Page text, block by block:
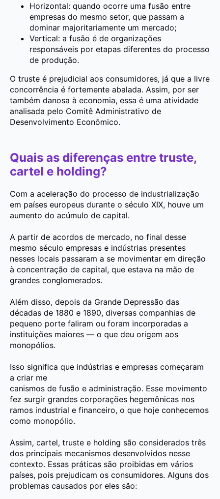
Horizontal: quando ocorre uma fusão entre
empresas do mesmo setor, que passam a
dominar majoritariamente um mercado;
Vertical: a fusão é de organizações
responsáveis por etapas diferentes do processo
de produção.
O truste é prejudicial aos consumidores, já que a livre
concorrência é fortemente abalada. Assim, por ser
também danosa à economia, essa é uma atividade
analisada pelo Comitê Administrativo de
Desenvolvimento Econômico.
Quais as diferenças entre truste,
cartel e holding?
Com a aceleração do processo de industrialização
em países europeus durante o século XIX, houve um
aumento do acúmulo de capital.
A partir de acordos de mercado, no final desse
mesmo século empresas e indústrias presentes
nesses locais passaram a se movimentar em direção
à concentração de capital, que estava na mão de
grandes conglomerados.
Além disso, depois da Grande Depressão das
décadas de 1880 e 1890, diversas companhias de
pequeno porte faliram ou foram incorporadas a
instituições maiores — o que deu origem aos
monopólios.
Isso significa que indústrias e empresas começaram
a criar me
canismos de fusão e administração. Esse movimento
fez surgir grandes corporações hegemônicas nos
ramos industrial e financeiro, o que hoje conhecemos
como monopólio.
Assim, cartel, truste e holding são considerados três
dos principais mecanismos desenvolvidos nesse
contexto. Essas práticas são proibidas em vários
países, pois prejudicam os consumidores. Alguns dos
problemas causados por eles são: